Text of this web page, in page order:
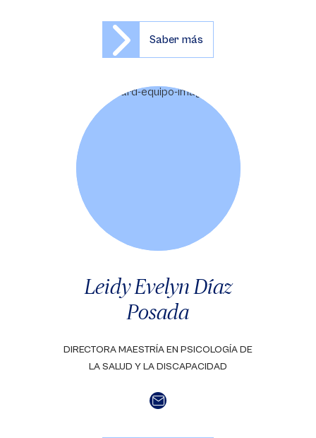
Saber más
Leidy Evelyn Díaz
Posada
DIRECTORA MAESTRÍA EN PSICOLOGÍA DE
LA SALUD Y LA DISCAPACIDAD